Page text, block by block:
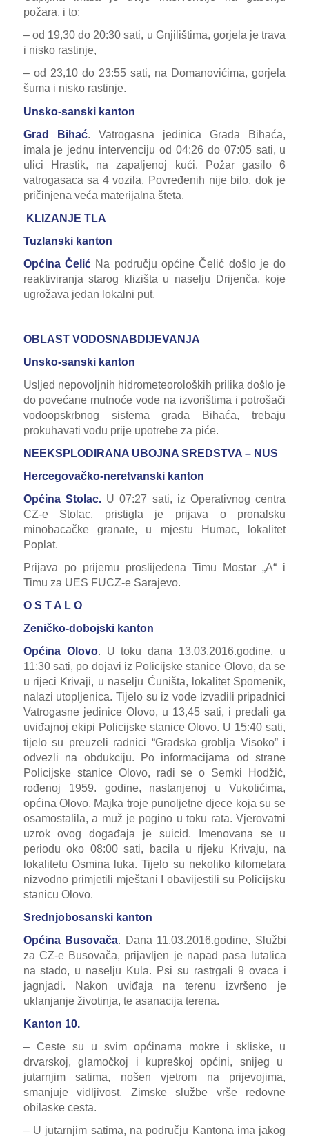
požara, i to:
– od 19,30 do 20:30 sati, u Gnjilištima, gorjela je trava
i nisko rastinje,
– od 23,10 do 23:55 sati, na Domanovićima, gorjela
šuma i nisko rastinje.
Unsko-sanski kanton
Grad Bihać. Vatrogasna jedinica Grada Bihaća,
imala je jednu intervenciju od 04:26 do 07:05 sati, u
ulici Hrastik, na zapaljenoj kući. Požar gasilo 6
vatrogasaca sa 4 vozila. Povređenih nije bilo, dok je
pričinjena veća materijalna šteta.
KLIZANJE TLA
Tuzlanski kanton
Općina ČelićNa području općine Čelić došlo je do
reaktiviranja starog klizišta u naselju Drijenča, koje
ugrožava jedan lokalni put.
OBLAST VODOSNABDIJEVANJA
Unsko-sanski kanton
Usljed nepovoljnih hidrometeoroloških prilika došlo je
do povećane mutnoće vode na izvorištima i potrošači
vodoopskrbnog sistema grada Bihaća, trebaju
prokuhavati vodu prije upotrebe za piće.
NEEKSPLODIRANA UBOJNA SREDSTVA – NUS
Hercegovačko-neretvanski kanton
Općina Stolac. U 07:27 sati, iz Operativnog centra
CZ-e Stolac, pristigla je prijava o pronalsku
minobacačke granate, u mjestu Humac, lokalitet
Poplat.
Prijava po prijemu proslijeđena Timu Mostar „A“ i
Timu za UES FUCZ-e Sarajevo.
O S T A L O
Zeničko-dobojski kanton
Općina Olovo. U toku dana 13.03.2016.godine, u
11:30 sati, po dojavi iz Policijske stanice Olovo, da se
u rijeci Krivaji, u naselju Ćuništa, lokalitet Spomenik,
nalazi utopljenica. Tijelo su iz vode izvadili pripadnici
Vatrogasne jedinice Olovo, u 13,45 sati, i predali ga
uviđajnoj ekipi Policijske stanice Olovo. U 15:40 sati,
tijelo su preuzeli radnici “Gradska groblja Visoko” i
odvezli na obdukciju. Po informacijama od strane
Policijske stanice Olovo, radi se o Semki Hodžić,
rođenoj 1959. godine, nastanjenoj u Vukotićima,
općina Olovo. Majka troje punoljetne djece koja su se
osamostalila, a muž je pogino u toku rata. Vjerovatni
uzrok ovog događaja je suicid. Imenovana se u
periodu oko 08:00 sati, bacila u rijeku Krivaju, na
lokalitetu Osmina luka. Tijelo su nekoliko kilometara
nizvodno primjetili mještani I obavijestili su Policijsku
stanicu Olovo.
Srednjobosanski kanton
Općina Busovača. Dana 11.03.2016.godine, Službi
za CZ-e Busovača, prijavljen je napad pasa lutalica
na stado, u naselju Kula. Psi su rastrgali 9 ovaca i
jagnjadi. Nakon uviđaja na terenu izvršeno je
uklanjanje životinja, te asanacija terena.
Kanton 10.
– Ceste su u svim općinama mokre i skliske, u
drvarskoj, glamočkoj i kupreškoj općini, snijeg u
jutarnjim satima, nošen vjetrom na prijevojima,
smanjuje vidljivost. Zimske službe vrše redovne
obilaske cesta.
– U jutarnjim satima, na području Kantona ima jakog